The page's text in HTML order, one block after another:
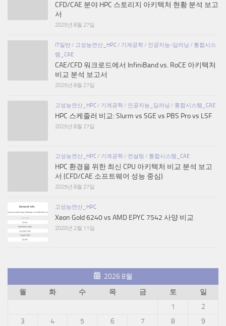
CFD/CAE 분야 HPC 스토리지 아키텍처 현황 분석 보고
서
2025년 8월 27일
IT일반/ 고성능연산_HPC/ 기계공학/ 인공지능-딥러닝 / 통합시스
템_CAE
CAE/CFD 워크로드에서 InfiniBand vs. RoCE 아키텍처
비교 분석 보고서
2025년 8월 27일
고성능연산_HPC/ 기계공학/ 인공지능_딥러닝 / 통합시스템_CAE
HPC 스케줄러 비교: Slurm vs SGE vs PBS Pro vs LSF
2025년 8월 27일
고성능연산_HPC/ 기계공학/ 컨설팅 / 통합시스템_CAE
HPC 환경을 위한 최신 CPU 아키텍처 비교 분석 보고
서 (CFD/CAE 소프트웨어 성능 중심)
2025년 8월 27일
고성능연산_HPC
Xeon Gold 6240 vs AMD EPYC 7542 사양 비교
2020년 2월 11일
2026 8월
월
화 수 목 금 토
일
1
2
3
4 5 6 7 8 9